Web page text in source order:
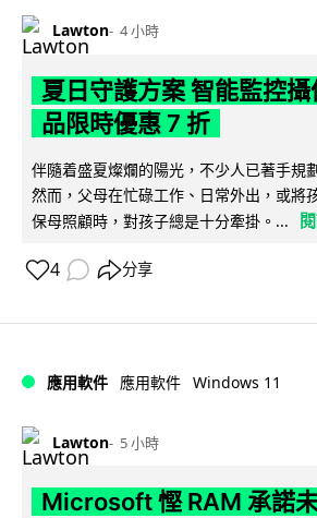
Lawton 4 小時
夏日守護方案 智能監控
品限時優惠 7 折
伴隨着盛夏燦爛的陽光，不少人已著手規
然而，父母在忙碌工作、日常外出，或將
保母照顧時，對孩子總是十分牽掛。...
4 分享
應用軟件 應用軟件 Windows 11
Lawton 5 小時
Microsoft 慳 RAM 承諾